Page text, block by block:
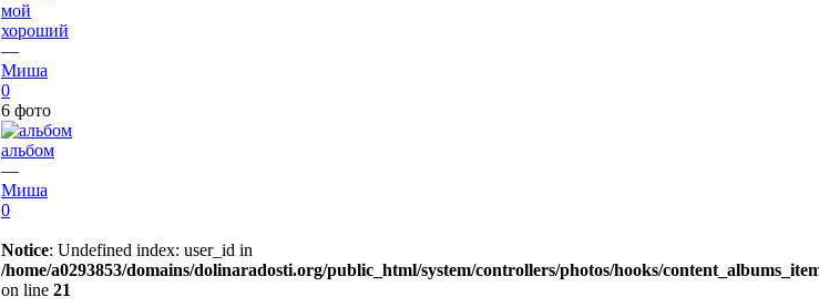
мой
хороший
—
Миша
0
6 фото
альбом
—
Миша
0
Notice: Undefined index: user_id in
/home/a0293853/domains/dolinaradosti.org/public_html/system/controllers/photos/hooks/
on line 21